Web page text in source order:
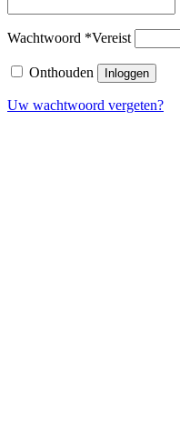
Wachtwoord *Vereist
Onthouden Inloggen
Uw wachtwoord vergeten?